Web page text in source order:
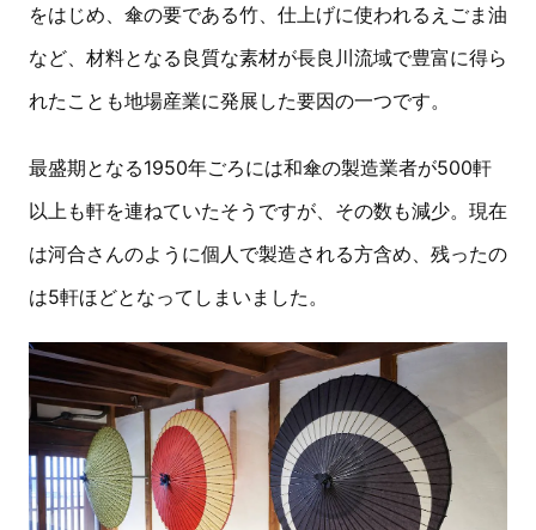
をはじめ、傘の要である竹、仕上げに使われるえごま油
など、材料となる良質な素材が長良川流域で豊富に得ら
れたことも地場産業に発展した要因の一つです。
最盛期となる1950年ごろには和傘の製造業者が500軒
以上も軒を連ねていたそうですが、その数も減少。現在
は河合さんのように個人で製造される方含め、残ったの
は5軒ほどとなってしまいました。